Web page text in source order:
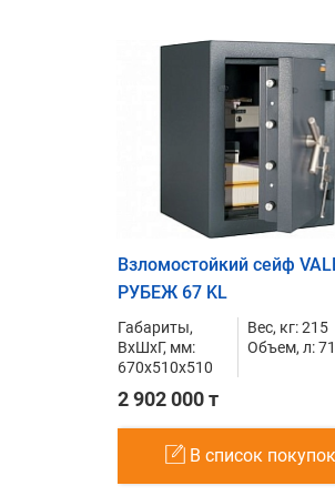
Взломостойкий сейф
РУБЕЖ 67 KL
Габариты,
ВxШxГ, мм:
670x510x510
Вес, кг: 215
Объем, л: 71
2 902 000 т
В список покупок